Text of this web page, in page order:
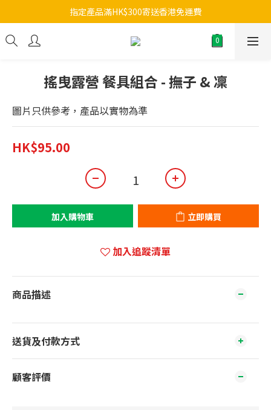
指定產品滿HK$300寄送香港免運費
搖曳露營 餐具組合 - 撫子 & 凜
圖片只供參考，產品以實物為準
HK$95.00
加入購物車 立即購買
加入追蹤清單
商品描述
送貨及付款方式
顧客評價